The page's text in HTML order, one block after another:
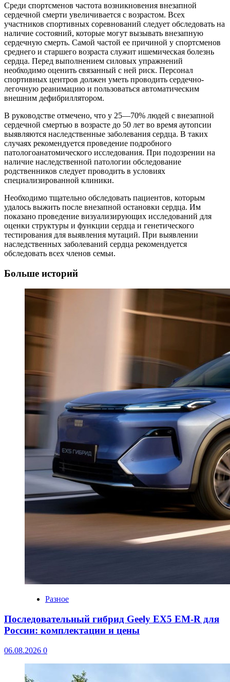
Среди спортсменов частота возникновения внезапной
сердечной смерти увеличивается с возрастом. Всех
участников спортивных соревнований следует обследовать на
наличие состояний, которые могут вызывать внезапную
сердечную смерть. Самой частой ее причиной у спортсменов
среднего и старшего возраста служит ишемическая болезнь
сердца. Перед выполнением силовых упражнений
необходимо оценить связанный с ней риск. Персонал
спортивных центров должен уметь проводить сердечно-
легочную реанимацию и пользоваться автоматическим
внешним дефибриллятором.
В руководстве отмечено, что у 25—70% людей с внезапной
сердечной смертью в возрасте до 50 лет во время аутопсии
выявляются наследственные заболевания сердца. В таких
случаях рекомендуется проведение подробного
патологоанатомического исследования. При подозрении на
наличие наследственной патологии обследование
родственников следует проводить в условиях
специализированной клиники.
Необходимо тщательно обследовать пациентов, которым
удалось выжить после внезапной остановки сердца. Им
показано проведение визуализирующих исследований для
оценки структуры и функции сердца и генетического
тестирования для выявления мутаций. При выявлении
наследственных заболеваний сердца рекомендуется
обследовать всех членов семьи.
Больше историй
Разное
Последовательный гибрид Geely EX5 EM-R для
России: комплектации и цены
06.08.2026 0